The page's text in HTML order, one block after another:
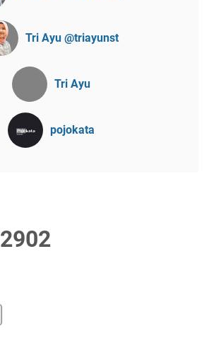
Tri Ayu @triayunst
Tri Ayu
pojokata
2902